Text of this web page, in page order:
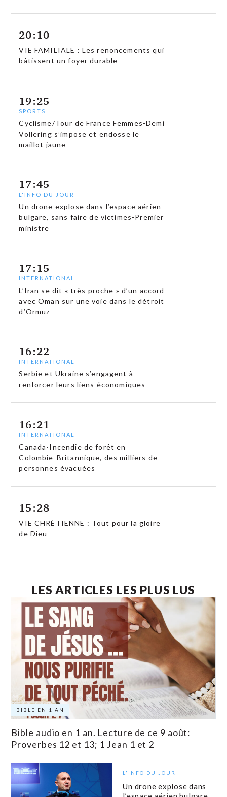
20:10
VIE FAMILIALE : Les renoncements qui
bâtissent un foyer durable
19:25
SPORTS
Cyclisme/Tour de France Femmes-Demi
Vollering s’impose et endosse le
maillot jaune
17:45
L'INFO DU JOUR
Un drone explose dans l’espace aérien
bulgare, sans faire de victimes-Premier
ministre
17:15
INTERNATIONAL
L’Iran se dit « très proche » d’un accord
avec Oman sur une voie dans le détroit
d’Ormuz
16:22
INTERNATIONAL
Serbie et Ukraine s’engagent à
renforcer leurs liens économiques
16:21
INTERNATIONAL
Canada-Incendie de forêt en
Colombie-Britannique, des milliers de
personnes évacuées
15:28
VIE CHRÉTIENNE : Tout pour la gloire
de Dieu
LES ARTICLES LES PLUS LUS
BIBLE EN 1 AN
Bible audio en 1 an. Lecture de ce 9 août:
Proverbes 12 et 13; 1 Jean 1 et 2
L'INFO DU JOUR
Un drone explose dans